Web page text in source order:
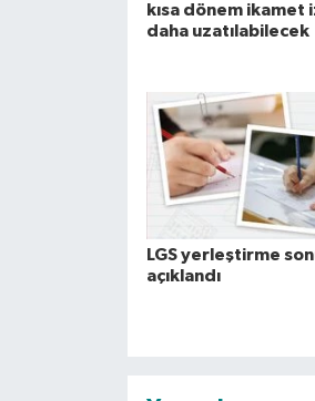
kısa dönem ikamet
daha uzatılabilecek
LGS yerleştirme
açıklandı